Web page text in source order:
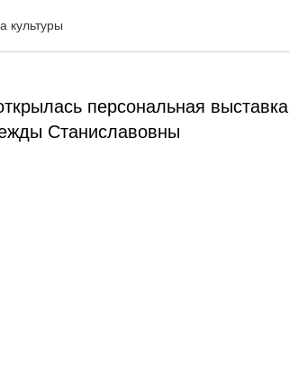
культуры
персональная выставка
Станиславовны